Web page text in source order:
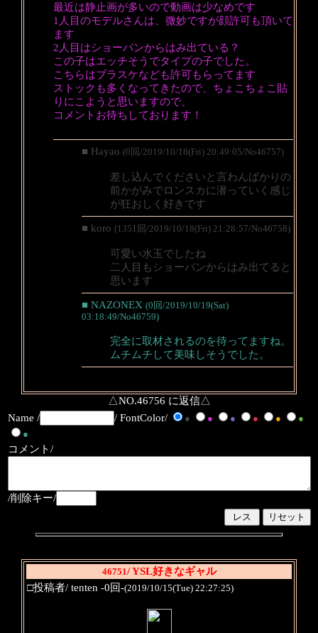
最近は静止画が多いので動画は少なめです
1人目のモデルさんは、微妙ですが顔許可も頂いて
ます
2人目はショーパンからはみ出ている？
この子はエッチそうでタイプの子でした。
こちらはブラスケなども許可もらってます
ストックも多くなってきたので、ちょこちょこ貼
りにこようと思いますので、
コメントお待ちしております！
■ Hayao (0回/2019/10/18(Fri) 20:49:05/No46757)
差し込んでくださいと言わんばかりの
前かがみでロンスカに潜っていく感じ
が狂おしく好きです
■ koro (1351回/2019/10/18(Fri) 21:28:57/No46758)
可愛い水玉でしたね
二人目もショーパンからはみ出てると
思います
■ NAZONEX (0回/2019/10/19(Sat)
03:18:49/No46759)
完全に取材されるのを待ってますね。
ムチムチして美味しそうでした。
△NO.46756 に返信△
Name /
/ FontColor/ ● ● ● ● ●
●
●
コメント/
/削除キー/
46751/ YSL好きなギャル
□投稿者/ tenten -0回-(2019/10/15(Tue) 22:27:25)